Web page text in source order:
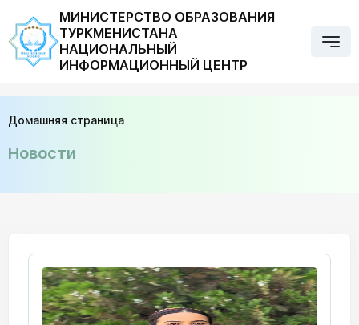
МИНИСТЕРСТВО ОБРАЗОВАНИЯ
ТУРКМЕНИСТАНА
НАЦИОНАЛЬНЫЙ
ИНФОРМАЦИОННЫЙ ЦЕНТР
Домашняя страница
Новости